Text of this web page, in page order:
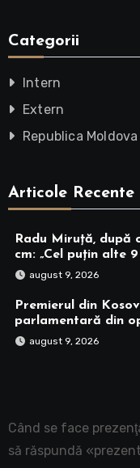
Categorii
Intern
Extern
Republica Moldova
Articole Recente
Radu Miruță, după
cm: „Cel puțin alte
august 9, 2026
Premierul din
parlamentară din
august 9, 2026
Când se face
să răspundă